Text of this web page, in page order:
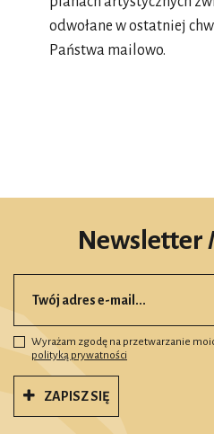
odwołane w ostatniej
Państwa mailowo.
Newsletter
Wyrażam zgodę na przetwarzanie
polityką prywatności
ZAPISZ SIĘ